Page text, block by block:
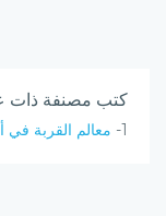
كتب مصنفة ذات
1- معالم القربة في